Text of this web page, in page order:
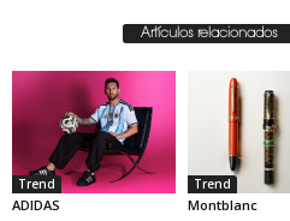
Artículos relacionados
Trend
ADIDAS
Trend
Montblanc